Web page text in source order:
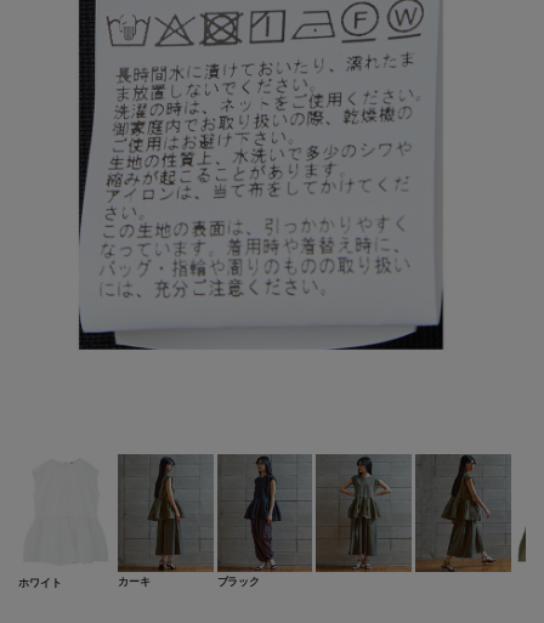
ホワイト カーキ ブラック